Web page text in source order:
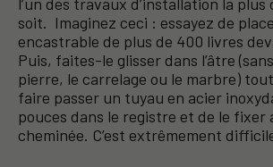
soit. Imaginez ceci : essayez de
encastrable de plus de 400 livres
Puis, faites-le glisser dans l’âtre
pierre, le carrelage ou le marbre)
faire passer un tuyau en acier
pouces dans le registre et de le fixer
cheminée. C’est extrêmement